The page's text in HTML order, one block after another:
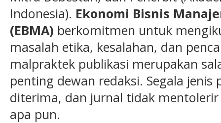
Indonesia). Ekonomi Bisnis
(EBMA) berkomitmen untuk
masalah etika, kesalahan, dan
malpraktek publikasi merupakan
penting dewan redaksi. Segala
diterima, dan jurnal tidak
apa pun.